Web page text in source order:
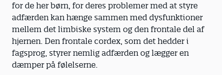
for de her børn, for deres problemer med at styre
adfærden kan hænge sammen med dysfunktioner
mellem det limbiske system og den frontale del af
hjernen. Den frontale cordex, som det hedder i
fagsprog, styrer nemlig adfærden og lægger en
dæmper på følelserne.